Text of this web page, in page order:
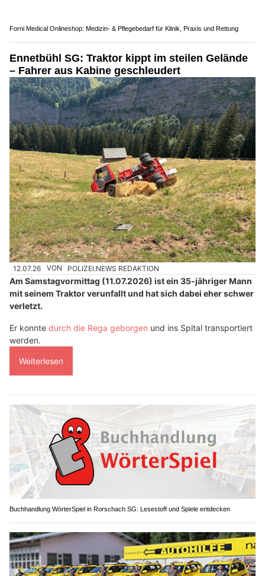
Forni Medical Onlineshop: Medizin- & Pflegebedarf für Klinik, Praxis und Rettung
Ennetbühl SG: Traktor kippt im steilen Gelände
– Fahrer aus Kabine geschleudert
12.07.26 VON POLIZEI.NEWS REDAKTION
Am Samstagvormittag (11.07.2026) ist ein 35-jähriger Mann
mit seinem Traktor verunfallt und hat sich dabei eher schwer
verletzt.
Er konnte durch die Rega geborgen und ins Spital transportiert
werden.
Weiterlesen
Buchhandlung WörterSpiel in Rorschach SG: Lesestoff und Spiele entdecken